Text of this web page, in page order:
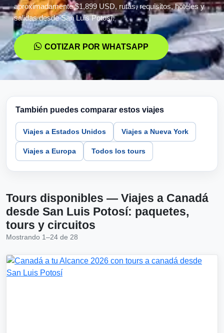
aproximadamente $1,899 USD, rutas, requisitos, hoteles y
salidas desde San Luis Potosí.
COTIZAR POR WHATSAPP
También puedes comparar estos viajes
Viajes a Estados Unidos Viajes a Nueva York
Viajes a Europa Todos los tours
Tours disponibles — Viajes a Canadá
desde San Luis Potosí: paquetes,
tours y circuitos
Mostrando 1–24 de 28